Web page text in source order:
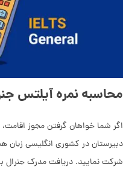
محاسبه نمره آیلتس
اگر شما خواهان گرفتن مجوز
شرکت نمایید. دریافت مدرک جنرال